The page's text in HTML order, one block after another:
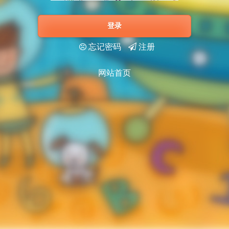
登录
忘记密码 注册
网站首页